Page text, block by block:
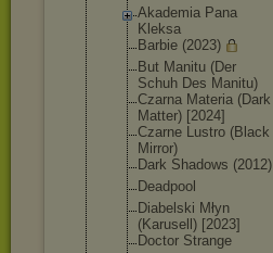
Akademia Pana
Kleksa
Barbie (2023)
But Manitu (Der
Schuh Des Manitu)
Czarna Materia (Dark
Matter) [2024]
Czarne Lustro (Black
Mirror)
Dark Shadows (2012)
Deadpool
Diabelski Młyn
(Karusell) [2023]
Doctor Strange